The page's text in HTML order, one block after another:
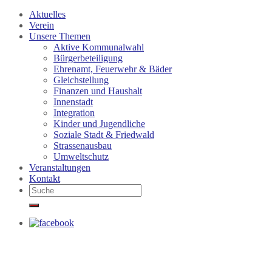
Aktuelles
Verein
Unsere Themen
Aktive Kommunalwahl
Bürgerbeteiligung
Ehrenamt, Feuerwehr & Bäder
Gleichstellung
Finanzen und Haushalt
Innenstadt
Integration
Kinder und Jugendliche
Soziale Stadt & Friedwald
Strassenausbau
Umweltschutz
Veranstaltungen
Kontakt